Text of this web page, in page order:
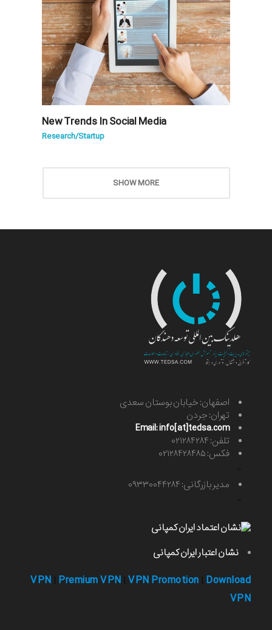
New Trends In Social Media
Research/Startup
SHOW MORE
اصفهان: خیابان بوستان سعدی
تهران: جردن
Email: info[at]tedsa.com
تلفن: ۰۲۱۲۸۴۲۸۴
فکس: ۰۲۱۲۸۴۲۸۴۸۵
مدیر بازرگانی: ۰۹۳۳۰۰۴۴۲۸۴
نشان اعتبار ایران کمپانی
VPN Premium VPN VPN Promotion Download
VPN